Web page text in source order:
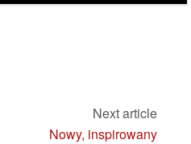
Next article
Nowy, inspirowany